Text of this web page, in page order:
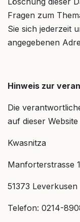
Fragen zum
Sie sich jederzeit
angegebenen
Hinweis zur
Die
auf dieser Website
Kwasnitza
Manforterstrasse
51373 Leverkusen
Telefon: 0214-